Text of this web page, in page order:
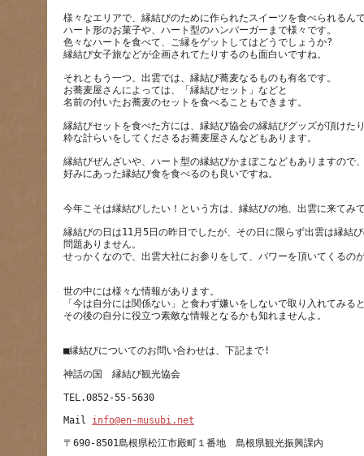
様々なエリアで、縁結びのために作られたスイーツを食べられるん
ハート形のお菓子や、ハート型のハンバーガーまで様々です。
色々なハートを食べて、ご縁をゲットしてはどうでしょうか?
それともう一つ、出雲では、縁結び蕎麦なるものも有名です。
お蕎麦屋さんによっては、「縁結びセット」などと
縁結びセットを食べた方には、縁結び協会の縁結びグッズが頂けた
縁結びぜんざいや、ハート型の縁結びかまぼこなどもありますので
縁結びの日は11月5日の昨日でしたが、その日に限らず出雲は縁結
問題ありません。
世の中には様々な情報があります。
「今は自分には関係ない」と食わず嫌いをしないで取り入れてみる
Mail info@en-musubi.net